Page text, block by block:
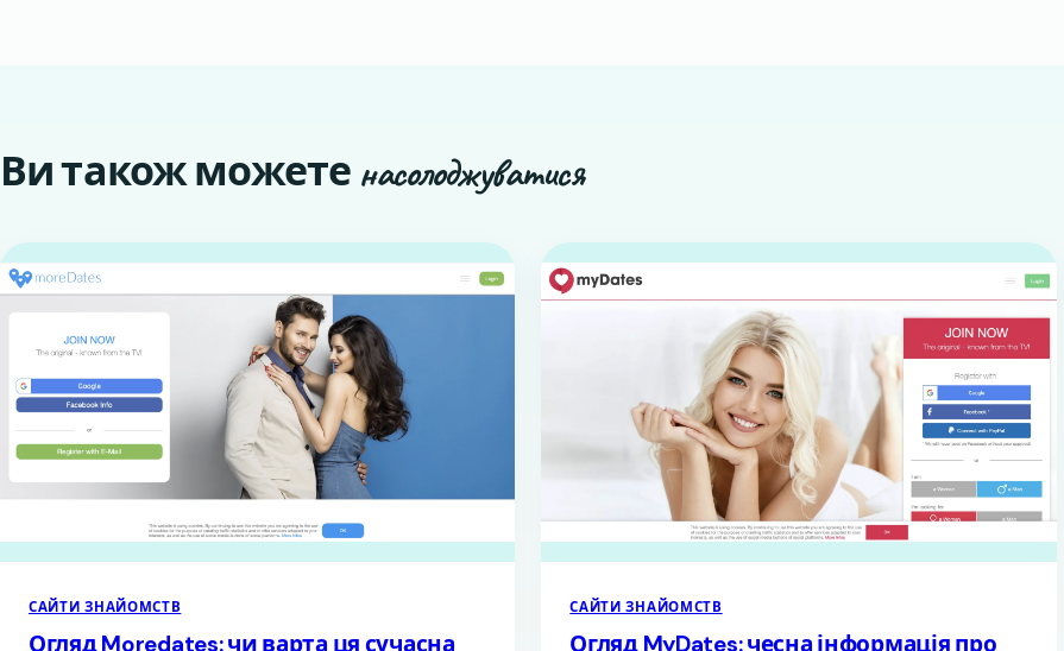
Ви також можете насолоджуватися
САЙТИ ЗНАЙОМСТВ
Огляд Moredates: чи варта ця сучасна
САЙТИ ЗНАЙОМСТВ
Огляд MyDates: чесна інформація про